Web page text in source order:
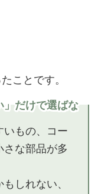
ことです。
」だけで選ばな
いもの、コー
さな部品が多
しれない、